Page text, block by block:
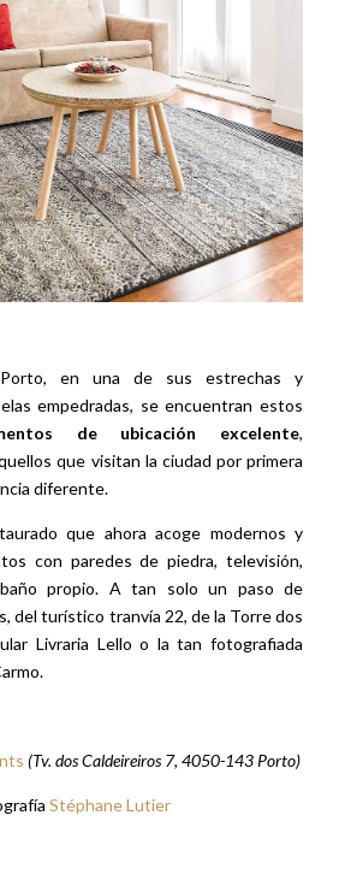
en una de sus estrechas y
empedradas, se encuentran estos
de ubicación excelente,
que visitan la ciudad por primera
diferente.
que ahora acoge modernos y
con paredes de piedra, televisión,
propio. A tan solo un paso de
del turístico tranvía 22, de la Torre dos
Livraria Lello o la tan fotografiada
(Tv. dos Caldeireiros 7, 4050-143 Porto)
Stéphane Lutier